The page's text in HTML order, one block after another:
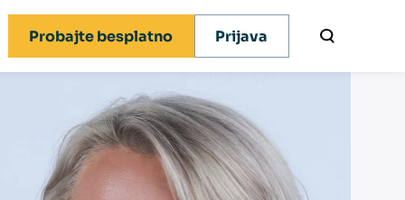
novosti
Probajte besplatno Prijava